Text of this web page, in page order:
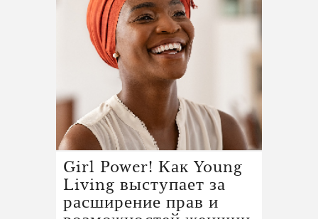
Girl Power! Как Young
Living выступает за
расширение прав и